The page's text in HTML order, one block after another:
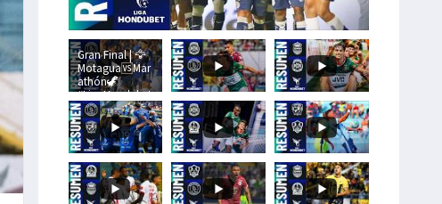
Gran Final | 🦅
Motagua🆚Mar
athón🦖
#LigaHondubet